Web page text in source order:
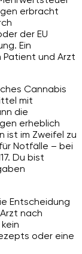
erbracht
der EU
Ein
Patient und Arzt
Cannabis
mit
die
erheblich
ist im Zweifel zu
Notfälle – bei
Du bist
Entscheidung
nach
oder eine